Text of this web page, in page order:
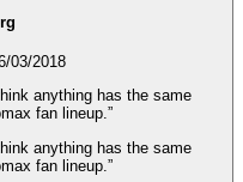
03/2018
anything has the same
fan lineup.”
anything has the same
fan lineup.”